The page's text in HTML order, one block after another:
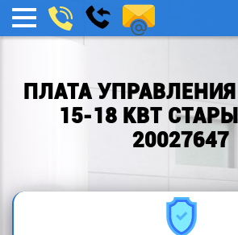
МЕНЮ
звонок
ПЛАТА УПРАВЛЕНИЯ
15-18 КВТ
20027647